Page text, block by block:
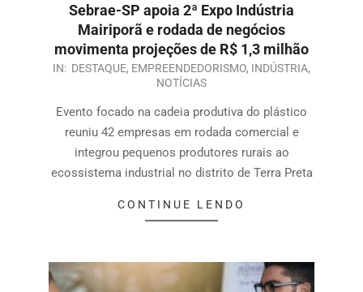
Sebrae-SP apoia 2ª Expo Indústria
Mairiporã e rodada de negócios
movimenta projeções de R$ 1,3 milhão
IN: DESTAQUE, EMPREENDEDORISMO, INDÚSTRIA,
NOTÍCIAS
Evento focado na cadeia produtiva do plástico
reuniu 42 empresas em rodada comercial e
integrou pequenos produtores rurais ao
ecossistema industrial no distrito de Terra Preta
CONTINUE LENDO